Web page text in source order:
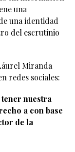
una
una identidad
del escrutinio
Miranda
redes sociales:
nuestra
a con base
de la